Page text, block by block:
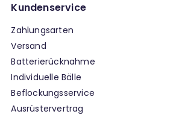
Kundenservice
Zahlungsarten
Versand
Batterierücknahme
Individuelle Bälle
Beflockungsservice
Ausrüstervertrag